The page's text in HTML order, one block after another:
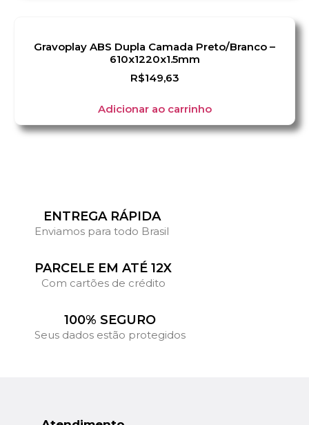
Gravoplay ABS Dupla Camada Preto/Branco –
610x1220x1.5mm
R$149,63
Adicionar ao carrinho
ENTREGA RÁPIDA
Enviamos para todo Brasil
PARCELE EM ATÉ 12X
Com cartões de crédito
100% SEGURO
Seus dados estão protegidos